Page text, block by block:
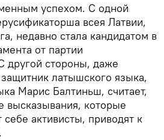
успехом. С одной
всея Латвии,
недавно стала кандидатом в
от партии
другой стороны, даже
латышского языка,
Марис Балтиньш, считает,
высказывания, которые
активисты, приводят к